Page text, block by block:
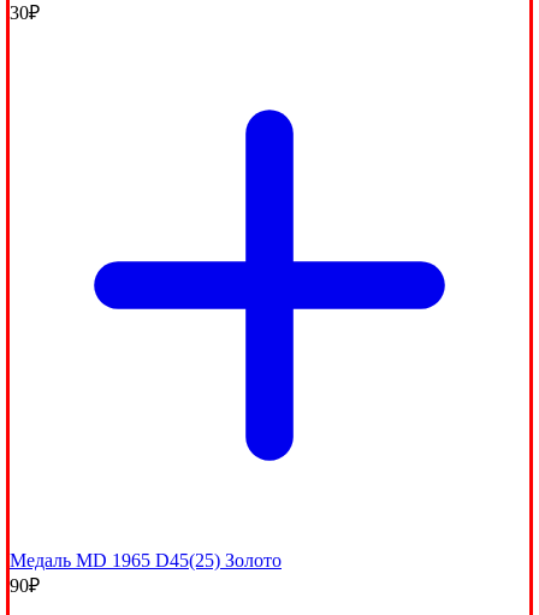
30₽
Медаль MD 1965 D45(25) Золото
90₽